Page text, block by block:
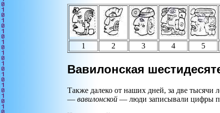
1 2 3 4 5
Вавилонская
Также далеко от наших дней, за две тысячи
— вавилонской — люди записывали цифры